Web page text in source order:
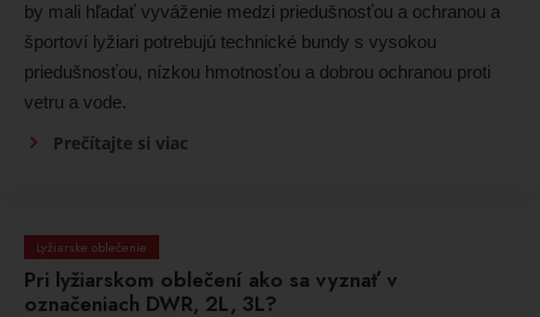
by mali hľadať vyváženie medzi priedušnosťou a ochranou a
športoví lyžiari potrebujú technické bundy s vysokou
priedušnosťou, nízkou hmotnosťou a dobrou ochranou proti
vetru a vode.
Prečítajte si viac
Lyžiarske oblečenie
Pri lyžiarskom oblečení ako sa vyznať v
označeniach DWR, 2L, 3L?